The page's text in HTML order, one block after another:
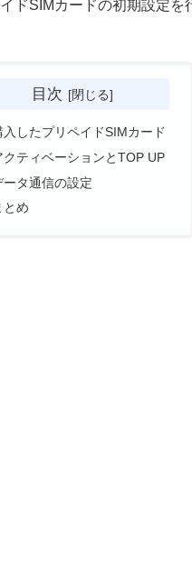
ドSIMカードの初期設定を
目次
入したプリペイドSIMカード
クティベーションとTOP UP
ータ通信の設定
とめ